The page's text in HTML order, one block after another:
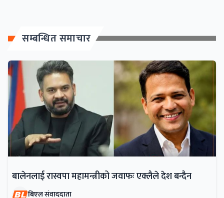
सम्बन्धित समाचार
बालेनलाई रास्वपा महामन्त्रीको जवाफः एक्लैले देश बन्दैन
बिएल संवाददाता